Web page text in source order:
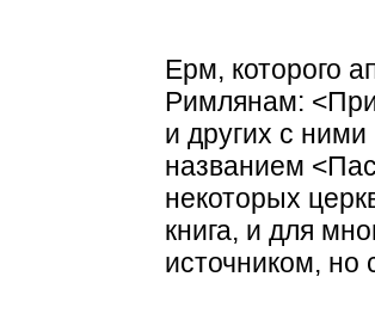
Ерм, которого
Римлянам:
и других с ними
названием
некоторых
книга, и для
источником, но